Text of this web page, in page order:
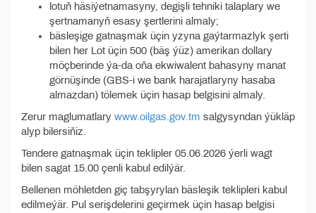
lotuň häsiýetnamasyny, degişli tehniki talaplary we
şertnamanyň esasy şertlerini almaly;
bäsleşige gatnaşmak üçin yzyna gaýtarmazlyk şerti
bilen her Lot üçin 500 (bäş ýüz) amerikan dollary
möçberinde ýa-da oňa ekwiwalent bahasyny manat
görnüşinde (GBS-i we bank harajatlaryny hasaba
almazdan) tölemek üçin hasap belgisini almaly.
Zerur maglumatlary www.oilgas.gov.tm salgysyndan ýükläp
alyp bilersiňiz.
Tendere gatnaşmak üçin teklipler 05.06.2026 ýerli wagt
bilen sagat 15.00 çenli kabul edilýär.
Bellenen möhletden giç tabşyrylan bäsleşik teklipleri kabul
edilmeýär. Pul serişdelerini geçirmek üçin hasap belgisi